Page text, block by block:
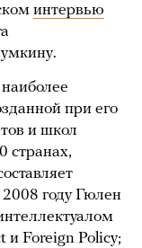
интервью
при его
и школ
странах,
году Гюлен
и Foreign Policy;